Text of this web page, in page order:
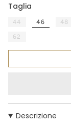
Taglia
44 46 48
62
Descrizione